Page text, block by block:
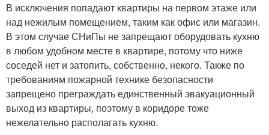
В исключения попадают квартиры на первом этаже или
над нежилым помещением, таким как офис или магазин.
В этом случае СНиПы не запрещают оборудовать кухню
в любом удобном месте в квартире, потому что ниже
соседей нет и затопить, собственно, некого. Также по
требованиям пожарной технике безопасности
запрещено преграждать единственный эвакуационный
выход из квартиры, поэтому в коридоре тоже
нежелательно располагать кухню.